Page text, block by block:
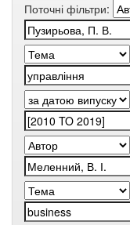
Поточні фільтри: